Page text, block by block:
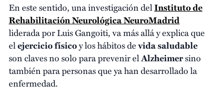
En este sentido, una investigación delInstituto de
Rehabilitación Neurológica NeuroMadrid
liderada por Luis Gangoiti, va más allá y explica que
elejercicio físicoy los hábitos devida saludable
son claves no solo para prevenir elAlzheimersino
también para personas que ya han desarrollado la
enfermedad.